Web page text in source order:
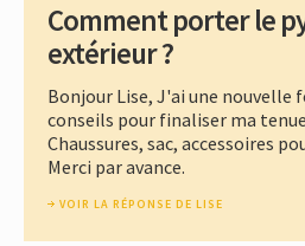
Comment porter le
extérieur ?
Bonjour Lise, J'ai une nouvelle
conseils pour finaliser ma
Chaussures, sac, accessoires
Merci par avance.
VOIR LA RÉPONSE DE LISE